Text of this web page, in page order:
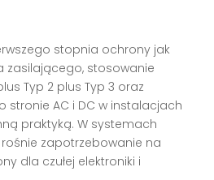
stopnia ochrony jak
zasilającego, stosowanie
Typ 2 plus Typ 3 oraz
AC i DC w instalacjach
praktyką. W systemach
zapotrzebowanie na
dla czułej elektroniki i